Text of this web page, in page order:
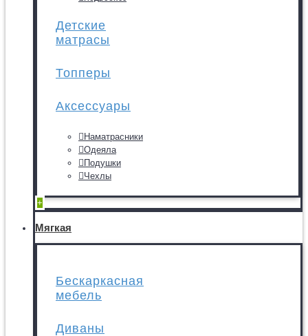
Детские
матрасы
Топперы
Аксессуары
Наматрасники
Одеяла
Подушки
Чехлы
+
Мягкая
Бескаркасная
мебель
Диваны